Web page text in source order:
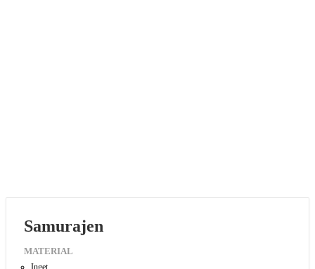
Samurajen
MATERIAL